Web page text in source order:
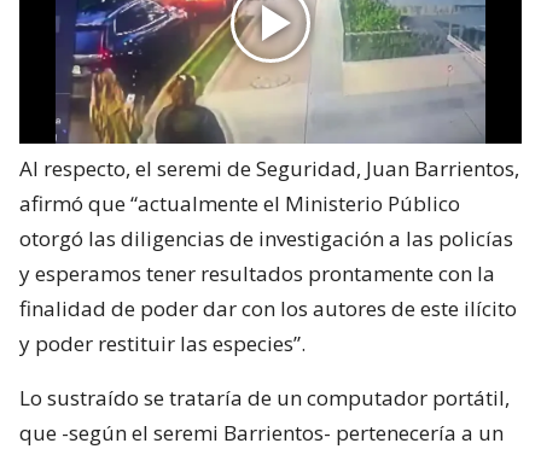
Al respecto, el seremi de Seguridad, Juan Barrientos,
afirmó que “actualmente el Ministerio Público
otorgó las diligencias de investigación a las policías
y esperamos tener resultados prontamente con la
finalidad de poder dar con los autores de este ilícito
y poder restituir las especies”.
Lo sustraído se trataría de un computador portátil,
que -según el seremi Barrientos- pertenecería a un